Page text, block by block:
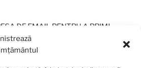
DE EMAIL PENTRU A PRIMI